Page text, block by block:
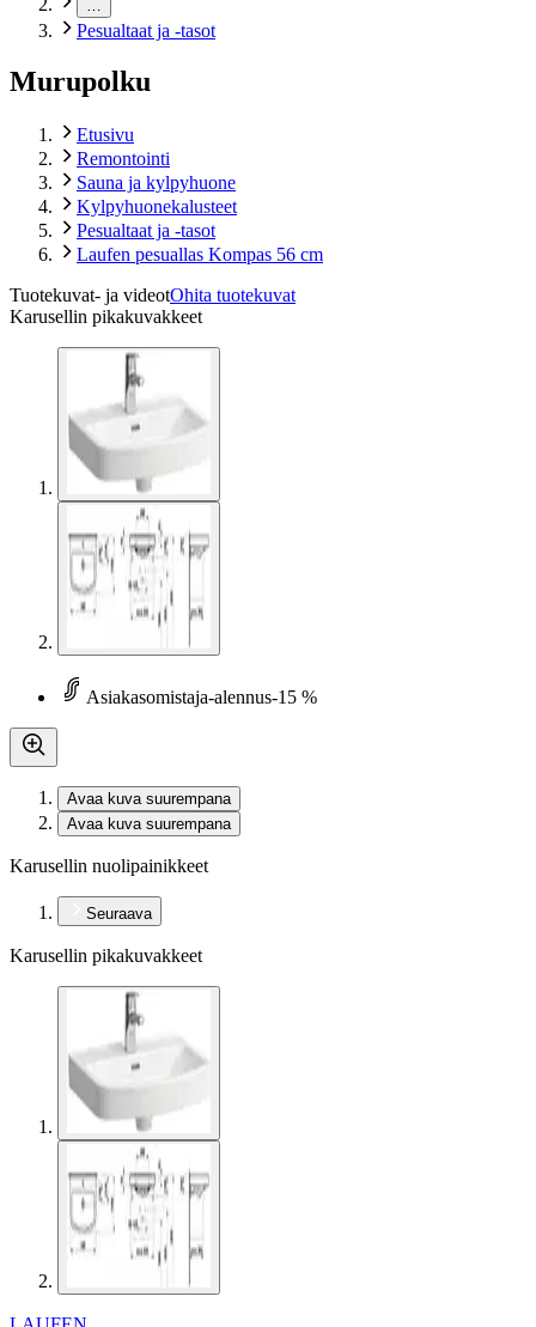
Pesualtaat ja -tasot
Murupolku
Etusivu
Remontointi
Sauna ja kylpyhuone
Kylpyhuonekalusteet
Pesualtaat ja -tasot
Laufen pesuallas Kompas 56 cm
Tuotekuvat- ja videotOhita tuotekuvat
Karusellin pikakuvakkeet
Asiakasomistaja-alennus-15 %
Avaa kuva suurempana
Avaa kuva suurempana
Karusellin nuolipainikkeet
Seuraava
Karusellin pikakuvakkeet